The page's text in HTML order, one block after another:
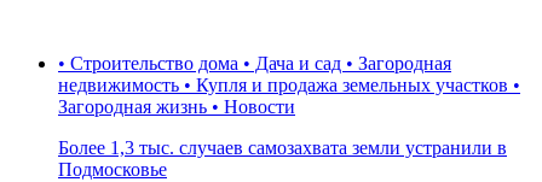
• Строительство дома • Дача и сад • Загородная
недвижимость • Купля и продажа земельных участков •
Загородная жизнь • Новости
Более 1,3 тыс. случаев самозахвата земли устранили в
Подмосковье